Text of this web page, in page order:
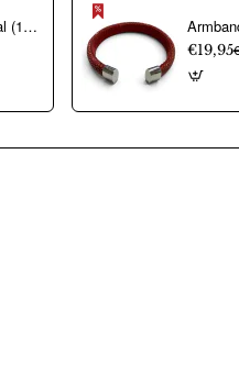
Armband, roggenleer/staal (12mm.breed) kleur donkerblauw - 9967
€19,95